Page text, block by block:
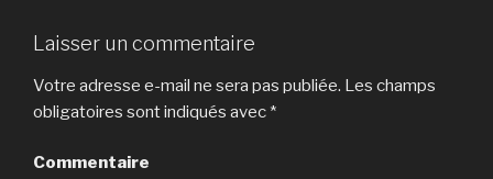
Laisser un commentaire
Votre adresse e-mail ne sera pas publiée. Les champs
obligatoires sont indiqués avec *
Commentaire